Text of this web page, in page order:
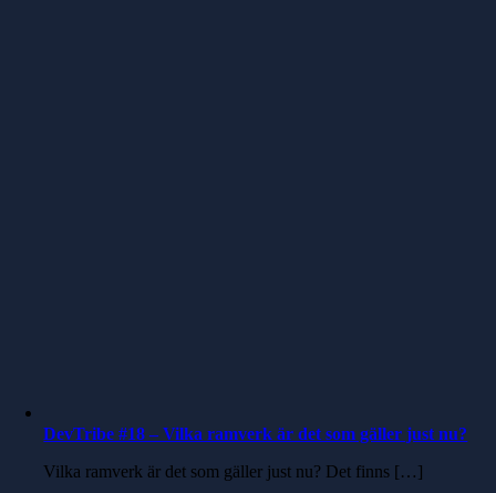
DevTribe #18 – Vilka ramverk är det som gäller just nu?
Vilka ramverk är det som gäller just nu? Det finns […]